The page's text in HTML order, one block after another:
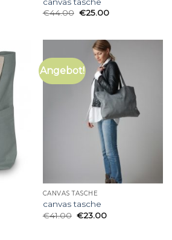
€44.00 €25.00
Angebot!
CANVAS TASCHE
canvas tasche
€41.00 €23.00